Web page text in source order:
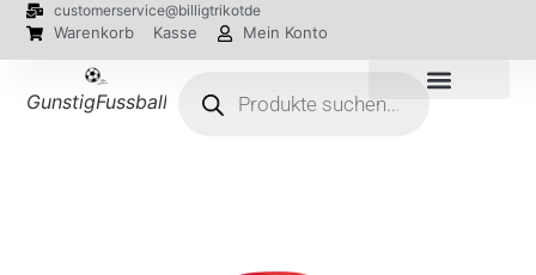
customerservice@billigtrikotde
Warenkorb Kasse Mein Konto
GunstigFussballTrikot